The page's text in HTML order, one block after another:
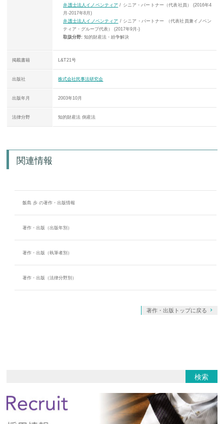
弁護士法人イノベンティア / シニア・パートナー（代表社員） (2016年4
月-2017年8月)
弁護士法人イノベンティア / シニア・パートナー （代表社員兼イノベン
ティア・グループ代表） (2017年9月-)
取扱分野: 知的財産法・紛争解決
掲載書籍 L&T21号
出版社 株式会社民事法研究会
出版年月 2003年10月
法律分野 知的財産法 倒産法
関連情報
飯島 歩 の著作・出版情報
著作・出版（出版年別）
著作・出版（執筆者別）
著作・出版（法律分野別）
著作・出版トップに戻る